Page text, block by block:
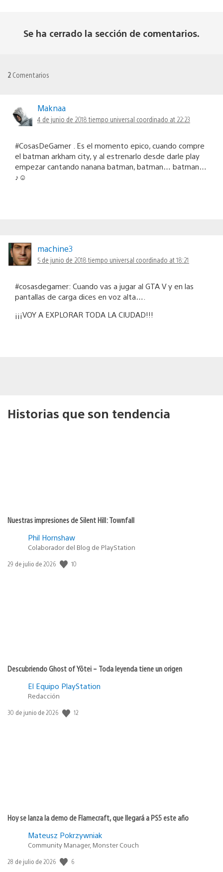
Se ha cerrado la sección de comentarios.
2 Comentarios
Maknaa
4 de junio de 2018 tiempo universal coordinado at 22:23
#CosasDeGamer . Es el momento epico, cuando compre
el batman arkham city, y al estrenarlo desde darle play
empezar cantando nanana batman, batman… batman…
♪☺
machine3
5 de junio de 2018 tiempo universal coordinado at 18:21
#cosasdegamer: Cuando vas a jugar al GTA V y en las
pantallas de carga dices en voz alta….
¡¡¡VOY A EXPLORAR TODA LA CIUDAD!!!
Historias que son tendencia
Nuestras impresiones de Silent Hill: Townfall
Phil Hornshaw
Colaborador del Blog de PlayStation
Fecha
29 de julio de 2026 10
Descubriendo Ghost of Yōtei – Toda leyenda tiene un origen
El Equipo PlayStation
Redacción
Fecha
30 de junio de 2026 12
Hoy se lanza la demo de Flamecraft, que llegará a PS5 este año
Mateusz Pokrzywniak
Community Manager, Monster Couch
Fecha
28 de julio de 2026 6